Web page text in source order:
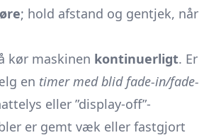
; hold afstand og gentjek, når
kør maskinen kontinuerligt. Er
en timer med blid fade-in/fade-
eller ”display-off”-
er gemt væk eller fastgjort